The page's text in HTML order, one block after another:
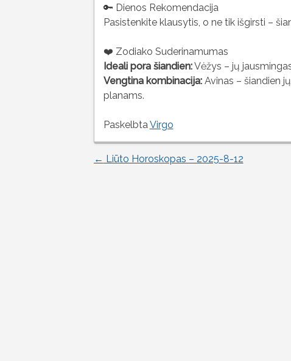
🔑 Dienos Rekomendacija
Pasistenkite klausytis, o ne tik išgirsti –
❤️ Zodiako Suderinamumas
Ideali pora šiandien:Vėžys – jų
Vengtina kombinacija:Avinas – šiandien
planams.
PaskelbtaVirgo
Įrašo
← Liūto Horoskopas – 2025-8-12